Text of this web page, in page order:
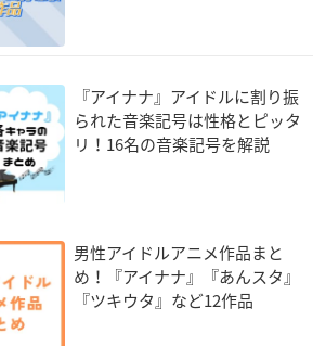
『アイナナ』アイドルに割り振
られた音楽記号は性格とピッタ
リ！16名の音楽記号を解説
男性アイドルアニメ作品まと
め！『アイナナ』『あんスタ』
『ツキウタ』など12作品